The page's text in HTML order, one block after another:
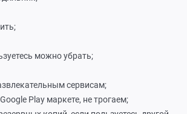
можно убрать;
сервисам;
Play маркете, не трогаем;